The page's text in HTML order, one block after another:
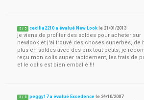
5 / 5 cecilia2210 a évalué New Look le 21/01/2013
je viens de profiter des soldes pour acheter sur
newlook et j'ai trouvé des choses superbes, de
plus en soldes avec des prix tout petits, je
reçu mon colis super rapidement, les frais de
et le colis est bien emballé !!!
5 / 5 peggy17 a évalué Excedence le 24/10/2007